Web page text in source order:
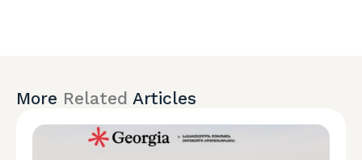
More Related Articles